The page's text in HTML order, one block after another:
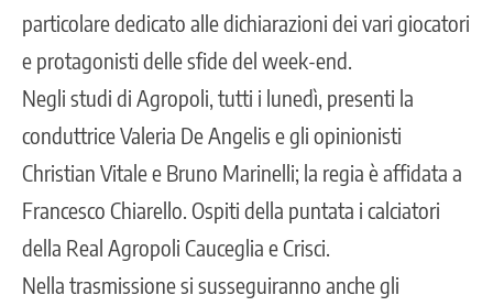
particolare dedicato alle dichiarazioni dei vari giocatori
e protagonisti delle sfide del week-end.
Negli studi di Agropoli, tutti i lunedì, presenti la
conduttrice Valeria De Angelis e gli opinionisti
Christian Vitale e Bruno Marinelli; la regia è affidata a
Francesco Chiarello. Ospiti della puntata i calciatori
della Real Agropoli Cauceglia e Crisci.
Nella trasmissione si susseguiranno anche gli